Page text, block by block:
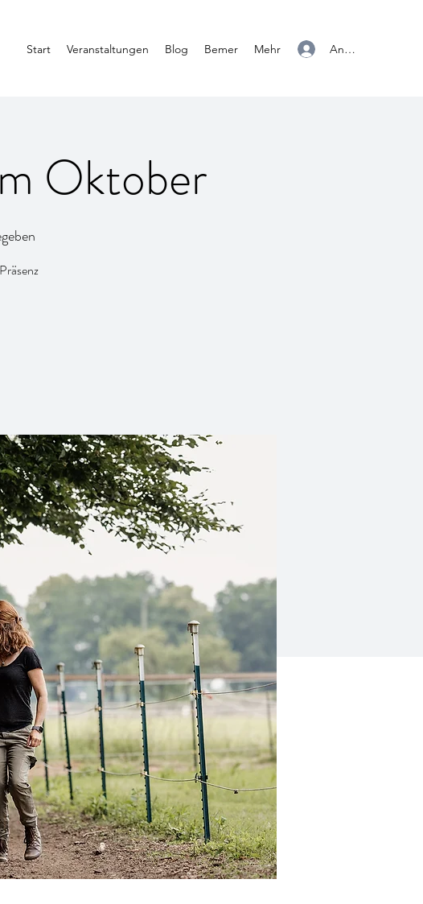
Anmelden
Start Veranstaltungen Blog Bemer Mehr
Oktober
Einführungs-Workshop Pferdesprache I Achtsamkeit I Präsenz